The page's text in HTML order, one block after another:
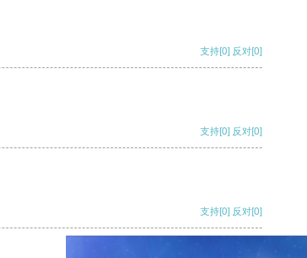
支持[0] 反对[0]
支持[0] 反对[0]
支持[0] 反对[0]